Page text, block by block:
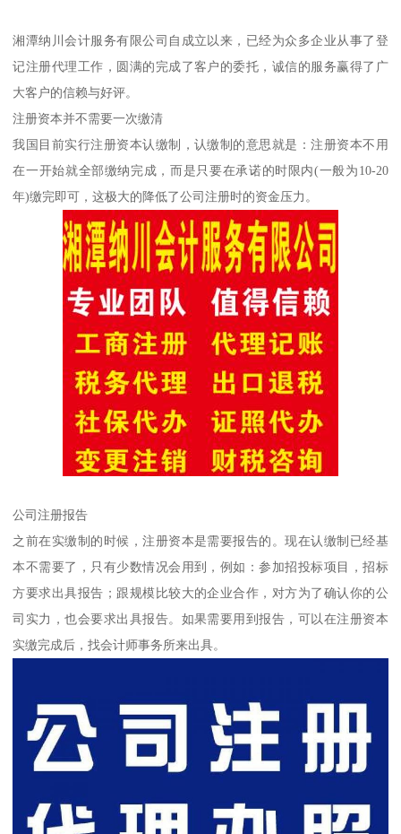
湘潭纳川会计服务有限公司自成立以来，已经为众多企业从事了登
记注册代理工作，圆满的完成了客户的委托，诚信的服务赢得了广
大客户的信赖与好评。
注册资本并不需要一次缴清
我国目前实行注册资本认缴制，认缴制的意思就是：注册资本不用
在一开始就全部缴纳完成，而是只要在承诺的时限内(一般为10-20
年)缴完即可，这极大的降低了公司注册时的资金压力。
公司注册报告
之前在实缴制的时候，注册资本是需要报告的。现在认缴制已经基
本不需要了，只有少数情况会用到，例如：参加招投标项目，招标
方要求出具报告；跟规模比较大的企业合作，对方为了确认你的公
司实力，也会要求出具报告。如果需要用到报告，可以在注册资本
实缴完成后，找会计师事务所来出具。